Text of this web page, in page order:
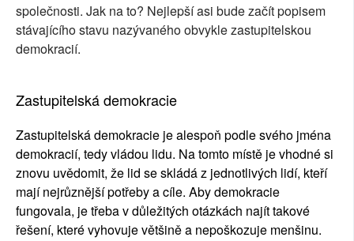
společnosti. Jak na to? Nejlepší asi bude začít popisem
stávajícího stavu nazývaného obvykle zastupitelskou
demokracií.
Zastupitelská demokracie
Zastupitelská demokracie je alespoň podle svého jména
demokracií, tedy vládou lidu. Na tomto místě je vhodné si
znovu uvědomit, že lid se skládá z jednotlivých lidí, kteří
mají nejrůznější potřeby a cíle. Aby demokracie
fungovala, je třeba v důležitých otázkách najít takové
řešení, které vyhovuje většině a nepoškozuje menšinu.